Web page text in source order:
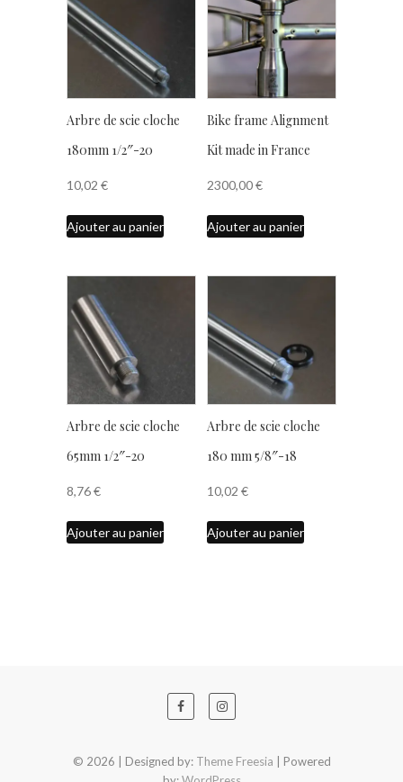
Arbre de scie cloche
180mm 1/2″-20
10,02 €
Ajouter au panier
Bike frame Alignment
Kit made in France
2300,00€
Ajouter au panier
Arbre de scie cloche
65mm 1/2″-20
8,76€
Ajouter au panier
Arbre de scie cloche
180 mm 5/8″-18
10,02 €
Ajouter au panier
© 2026 | Designed by: Theme Freesia | Powered